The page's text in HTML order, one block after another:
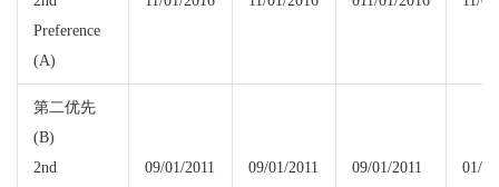
Preference
(A)
第二优先
(B)
2nd
09/01/2011 09/01/2011 09/01/2011 01/